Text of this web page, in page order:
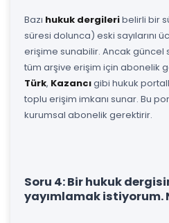
Bazı hukuk dergileribelirli bir
süresi dolunca) eski sayılarını
erişime sunabilir. Ancak güncel
tüm arşive erişim için abonelik
Türk, Kazancıgibi hukuk
toplu erişim imkanı sunar. Bu
kurumsal abonelik gerektirir.
Soru 4: Bir hukuk
yayımlamak istiyorum.